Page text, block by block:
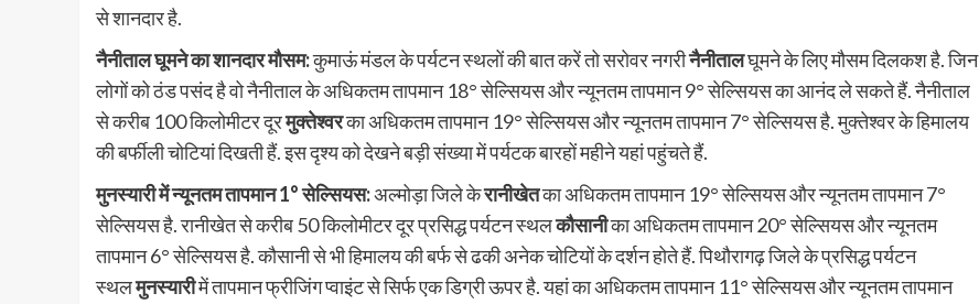
से शानदार है.
नैनीताल घूमने का शानदार मौसम:कुमाऊं मंडल के पर्यटन स्थलों की बात करें तो सरोवर नगरीनैनीतालघूमने के लिए मौसम दिलकश है. जिन
लोगों को ठंड पसंद है वो नैनीताल के अधिकतम तापमान 18° सेल्सियस और न्यूनतम तापमान 9° सेल्सियस का आनंद ले सकते हैं. नैनीताल
से करीब 100 किलोमीटर दूरमुक्तेश्वरका अधिकतम तापमान 19° सेल्सियस और न्यूनतम तापमान 7° सेल्सियस है. मुक्तेश्वर के हिमालय
की बर्फीली चोटियां दिखती हैं. इस दृश्य को देखने बड़ी संख्या में पर्यटक बारहों महीने यहां पहुंचते हैं.
मुनस्यारी में न्यूनतम तापमान 1° सेल्सियस:अल्मोड़ा जिले केरानीखेतका अधिकतम तापमान 19° सेल्सियस और न्यूनतम तापमान 7°
सेल्सियस है. रानीखेत से करीब 50 किलोमीटर दूर प्रसिद्ध पर्यटन स्थलकौसानीका अधिकतम तापमान20° सेल्सियस और न्यूनतम
तापमान 6° सेल्सियस है. कौसानी से भी हिमालय की बर्फ से ढकी अनेक चोटियों के दर्शन होते हैं. पिथौरागढ़ जिले के प्रसिद्ध पर्यटन
स्थलमुनस्यारीमें तापमान फ्रीजिंग प्वाइंट से सिर्फ एक डिग्री ऊपर है. यहां का अधिकतम तापमान 11° सेल्सियस और न्यूनतम तापमान